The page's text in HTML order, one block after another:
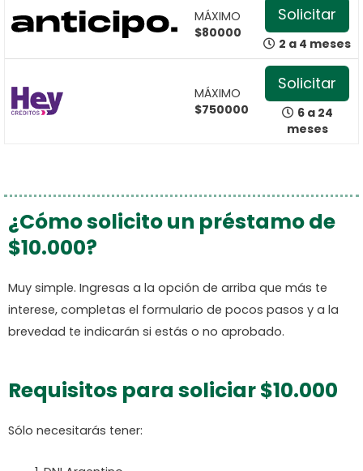
MÁXIMO
$80000
Solicitar
2 a 4 meses
MÁXIMO
$750000
Solicitar
6 a 24
meses
¿Cómo solicito un préstamo de
$10.000?
Muy simple. Ingresas a la opción de arriba que más te
interese, completas el formulario de pocos pasos y a la
brevedad te indicarán si estás o no aprobado.
Requisitos para soliciar $10.000
Sólo necesitarás tener: